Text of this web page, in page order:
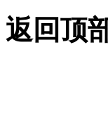
返回顶